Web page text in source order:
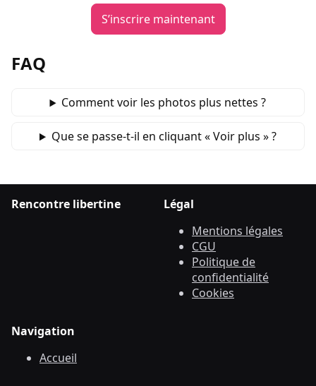
S’inscrire maintenant
FAQ
Comment voir les photos plus nettes ?
Que se passe‑t‑il en cliquant « Voir plus » ?
Rencontre libertine
Légal
Mentions légales
CGU
Politique de
confidentialité
Cookies
Navigation
Accueil